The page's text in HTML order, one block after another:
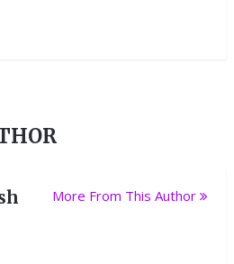
More From This Author